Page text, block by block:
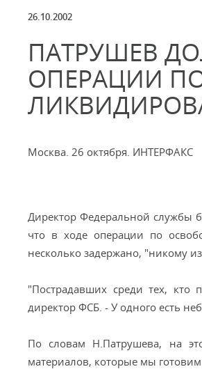
26.10.2002
ПАТРУШЕВ
ОПЕРАЦИИ
Москва. 26 oктября. ИНТЕРФАКС
Директор Федеральной службы
что в ходе операции по
несколько задержано, "никому
"Пострадавших среди тех, кто
директор ФСБ. - У одного есть
По словам Н.Патрушева, на
материалов, которые мы